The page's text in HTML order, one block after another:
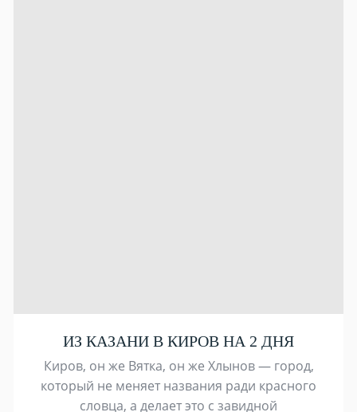
ИЗ КАЗАНИ В КИРОВ НА 2 ДНЯ
Киров, он же Вятка, он же Хлынов — город,
который не меняет названия ради красного
словца, а делает это с завидной